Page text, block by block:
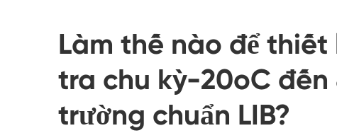
Buồng nhiệt
Buồng phun muối
Máy kiểm tra thời tiết UV
Làm thế nào để
tra chu kỳ-20oC
trường chuẩn LIB?